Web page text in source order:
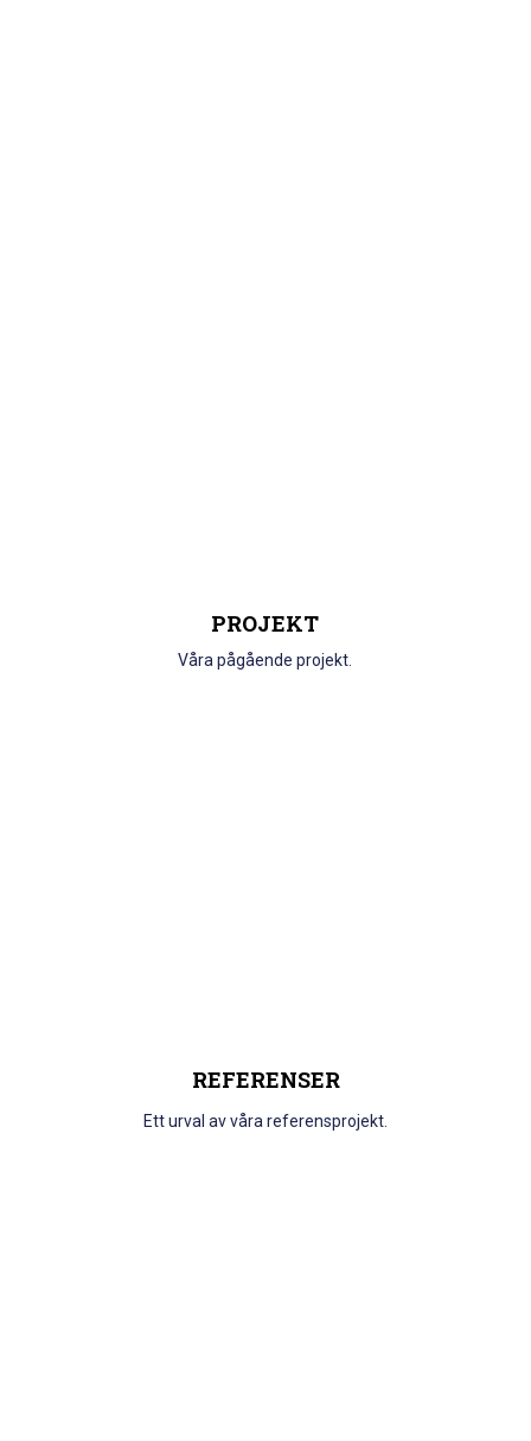
PROJEKT
Våra pågående projekt.
REFERENSER
Ett urval av våra referensprojekt.